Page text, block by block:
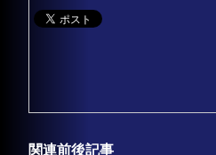
関連前後記事